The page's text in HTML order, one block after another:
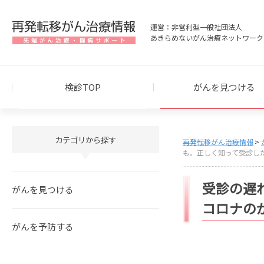
運営：非営利型一般社団法人
あきらめないがん治療ネットワーク
検診TOP がんを見つける
再発転移がん治療情報
も。正しく知って受診
受診の遅
コロナの
カテゴリから探す
がんを見つける
がんを予防する